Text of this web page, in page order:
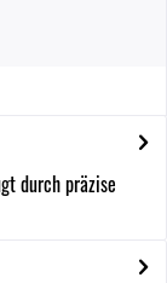
durch präzise